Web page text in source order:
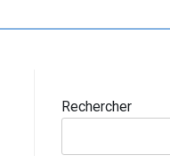
Rechercher